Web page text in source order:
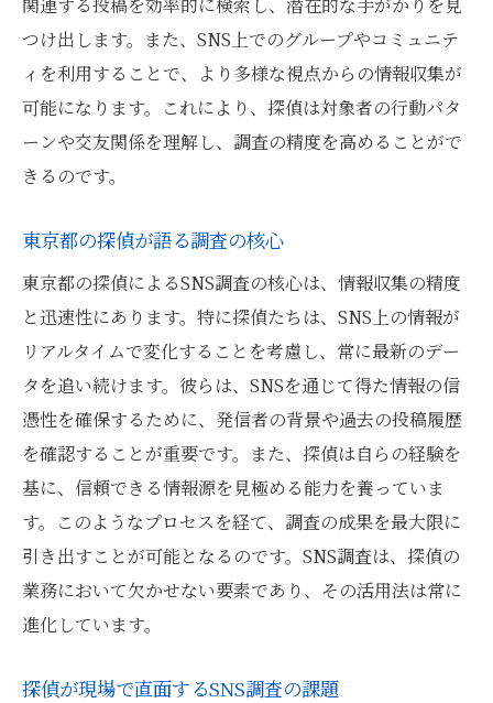
つけ出します。また、SNS上でのグループやコミュニテ
ィを利用することで、より多様な視点からの情報収集が
可能になります。これにより、探偵は対象者の行動パタ
ーンや交友関係を理解し、調査の精度を高めることがで
きるのです。
東京都の探偵が語る調査の核心
東京都の探偵によるSNS調査の核心は、情報収集の精度
と迅速性にあります。特に探偵たちは、SNS上の情報が
リアルタイムで変化することを考慮し、常に最新のデー
タを追い続けます。彼らは、SNSを通じて得た情報の信
憑性を確保するために、発信者の背景や過去の投稿履歴
を確認することが重要です。また、探偵は自らの経験を
基に、信頼できる情報源を見極める能力を養っていま
す。このようなプロセスを経て、調査の成果を最大限に
引き出すことが可能となるのです。SNS調査は、探偵の
業務において欠かせない要素であり、その活用法は常に
進化しています。
探偵が現場で直面するSNS調査の課題